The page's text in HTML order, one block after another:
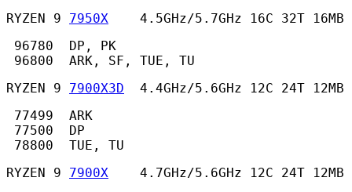
RYZEN 9 7950X
4.5GHz/5.7GHz 16C 32T 16MB
96780  DP, PK
96800  ARK, SF, TUE, TU
RYZEN 9 7900X3D
4.4GHz/5.6GHz 12C 24T 12MB
77499  ARK
77500  DP
78800  TUE, TU
RYZEN 9 7900X
4.7GHz/5.6GHz 12C 24T 12MB